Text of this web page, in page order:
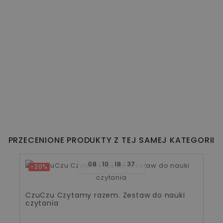
PRZECENIONE PRODUKTY Z TEJ SAMEJ KATEGORII
-20% 08 10 18 36
CzuCzu Czytamy razem. Zestaw do nauki
czytania